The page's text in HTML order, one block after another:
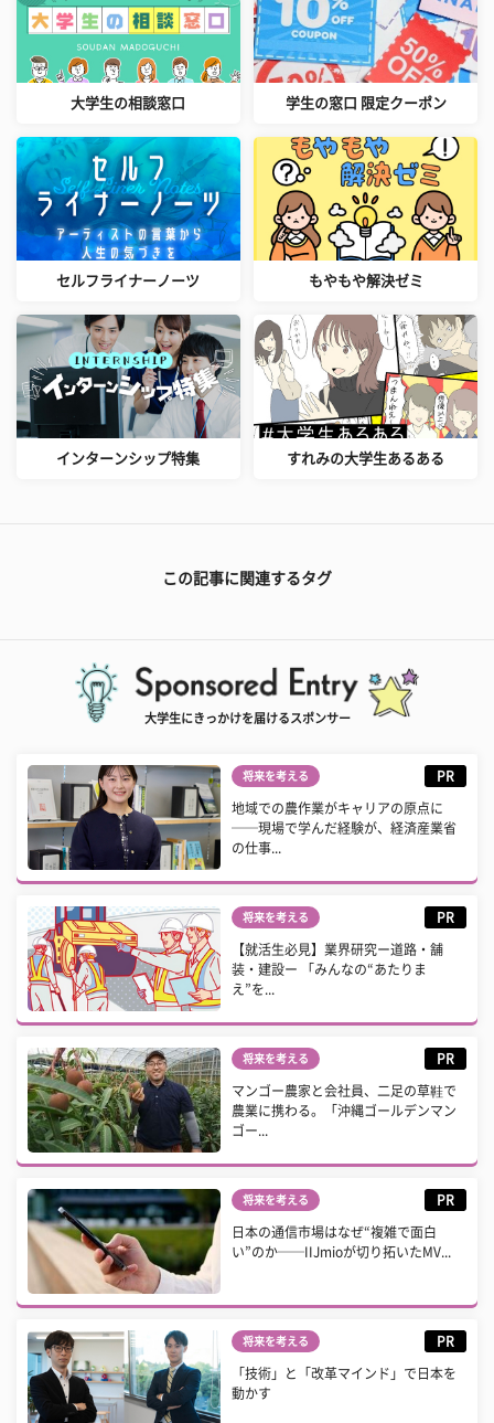
大学生の相談窓口 学生の窓口 限定クーポン
セルフライナーノーツ もやもや解決ゼミ
インターンシップ特集 すれみの大学生あるある
この記事に関連するタグ
大学生にきっかけを届けるスポンサー
将来を考える PR
地域での農作業がキャリアの原点に
──現場で学んだ経験が、経済産業省
の仕事...
将来を考える PR
【就活生必見】業界研究ー道路・舗
装・建設ー 「みんなの“あたりま
え”を...
将来を考える PR
マンゴー農家と会社員、二足の草鞋で
農業に携わる。「沖縄ゴールデンマン
ゴー...
将来を考える PR
日本の通信市場はなぜ“複雑で面白
い”のか──IIJmioが切り拓いたMV...
将来を考える PR
「技術」と「改革マインド」で日本を
動かす